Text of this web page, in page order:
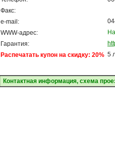
Факс:
e-mail:
WWW-адрес:
Гарантия:
Распечатать купон на скидку: 20% 5
Контактная информация, схема